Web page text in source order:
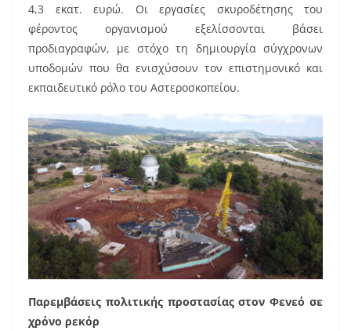
4,3 εκατ. ευρώ. Οι εργασίες σκυροδέτησης του
φέροντος οργανισμού εξελίσσονται βάσει
προδιαγραφών, με στόχο τη δημιουργία σύγχρονων
υποδομών που θα ενισχύσουν τον επιστημονικό και
εκπαιδευτικό ρόλο του Αστεροσκοπείου.
Παρεμβάσεις πολιτικής προστασίας στον Φενεό σε
χρόνο ρεκόρ